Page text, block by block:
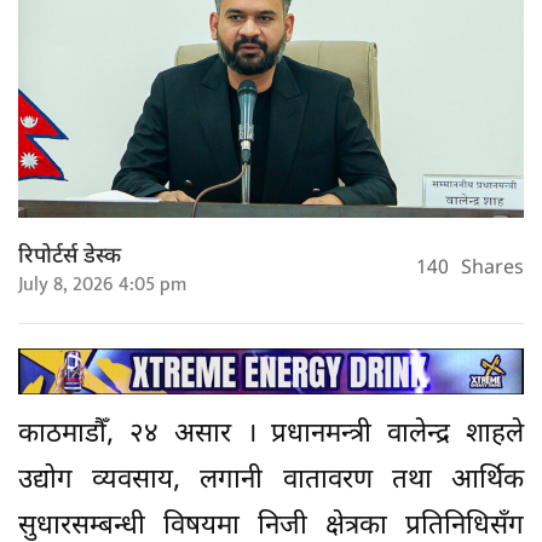
रिपोर्टर्स डेस्क
July 8, 2026 4:05 pm 140 Shares
काठमाडौँ, २४ असार । प्रधानमन्त्री वालेन्द्र शाहले
उद्योग व्यवसाय, लगानी वातावरण तथा आर्थिक
सुधारसम्बन्धी विषयमा निजी क्षेत्रका प्रतिनिधिसँग